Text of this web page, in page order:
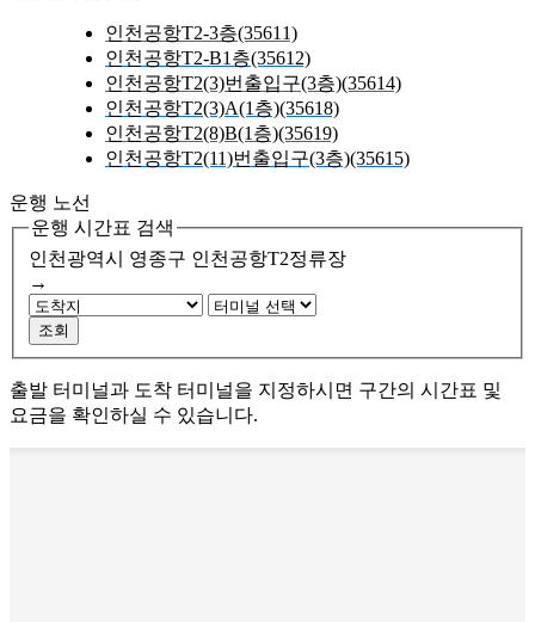
인천공항T2-3층(35611)
인천공항T2-B1층(35612)
인천공항T2(3)번출입구(3층)(35614)
인천공항T2(3)A(1층)(35618)
인천공항T2(8)B(1층)(35619)
인천공항T2(11)번출입구(3층)(35615)
운행 노선
운행 시간표 검색
인천광역시 영종구 인천공항T2정류장
→
조회
출발 터미널과 도착 터미널을 지정하시면 구간의 시간표 및
요금을 확인하실 수 있습니다.